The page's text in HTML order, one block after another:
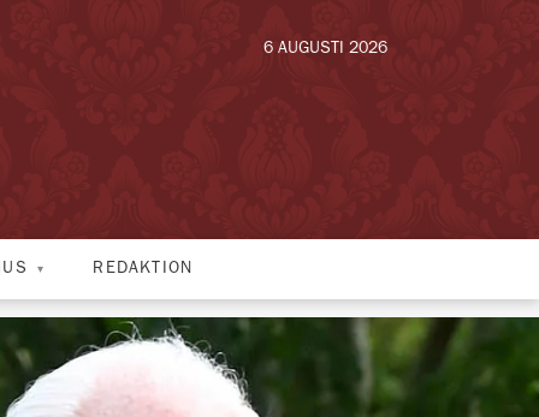
6 AUGUSTI 2026
REDAKTION